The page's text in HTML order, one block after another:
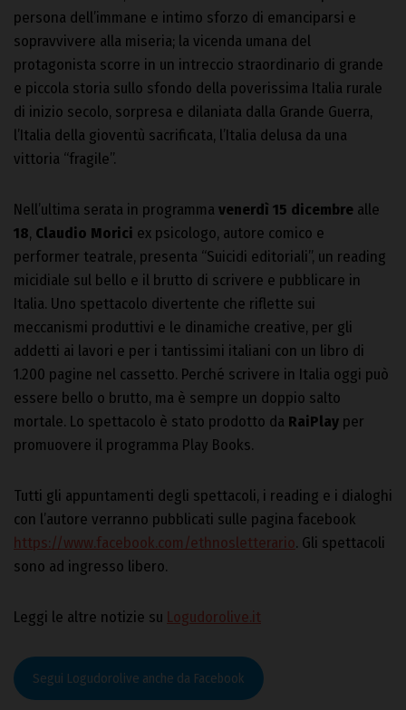
persona dell’immane e intimo sforzo di emanciparsi e
sopravvivere alla miseria; la vicenda umana del
protagonista scorre in un intreccio straordinario di grande
e piccola storia sullo sfondo della poverissima Italia rurale
di inizio secolo, sorpresa e dilaniata dalla Grande Guerra,
l’Italia della gioventù sacrificata, l’Italia delusa da una
vittoria “fragile”.
Nell’ultima serata in programma venerdì 15 dicembre alle
18, Claudio Morici ex psicologo, autore comico e
performer teatrale, presenta “Suicidi editoriali”, un reading
micidiale sul bello e il brutto di scrivere e pubblicare in
Italia. Uno spettacolo divertente che riflette sui
meccanismi produttivi e le dinamiche creative, per gli
addetti ai lavori e per i tantissimi italiani con un libro di
1.200 pagine nel cassetto. Perché scrivere in Italia oggi può
essere bello o brutto, ma è sempre un doppio salto
mortale. Lo spettacolo è stato prodotto da RaiPlay per
promuovere il programma Play Books.
Tutti gli appuntamenti degli spettacoli, i reading e i dialoghi
con l’autore verranno pubblicati sulle pagina facebook
https://www.facebook.com/ethnosletterario. Gli spettacoli
sono ad ingresso libero.
Leggi le altre notizie su Logudorolive.it
Segui Logudorolive anche da Facebook